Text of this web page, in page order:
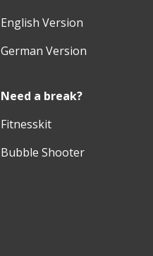
English Version
German Version
Need a break?
Fitnesskit
Bubble Shooter